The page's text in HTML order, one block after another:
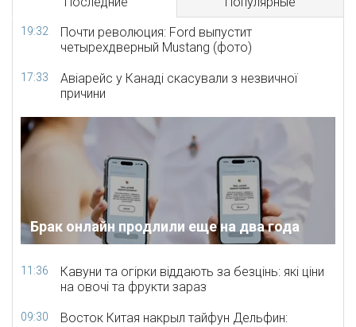
19:32
Почти революция: Ford выпустит
четырехдверный Mustang (фото)
17:33
Авіарейс у Канаді скасували з незвичної
причини
Брак онлайн продлили еще на два года
11:36
Кавуни та огірки віддають за безцінь: які ціни
на овочі та фрукти зараз
09:30
Восток Китая накрыл тайфун Дельфин: